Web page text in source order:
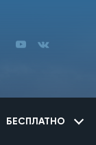
БЕСПЛАТНО